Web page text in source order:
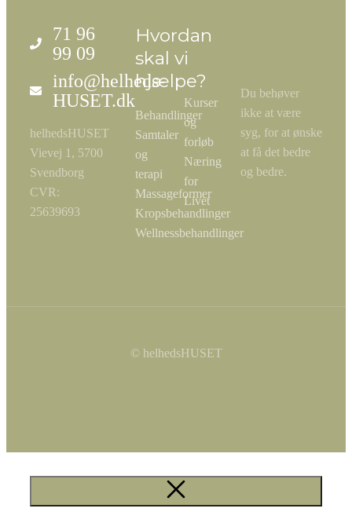
71 96
99 09
info@helheds-
HUSET.dk
helhedsHUSET
Vievej 1, 5700
Svendborg
CVR:
25639693
Hvordan
skal vi
hjælpe?
Behandlinger
Samtaler
og
terapi
Massageformer
Kropsbehandlinger
Wellnessbehandlinger
Kurser
og
forløb
Næring
for
Livet
Du behøver
ikke at være
syg, for at ønske
at få det bedre
og bedre.
© helhedsHUSET